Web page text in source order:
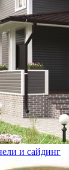
и сайдинг